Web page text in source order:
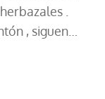
.
, siguen